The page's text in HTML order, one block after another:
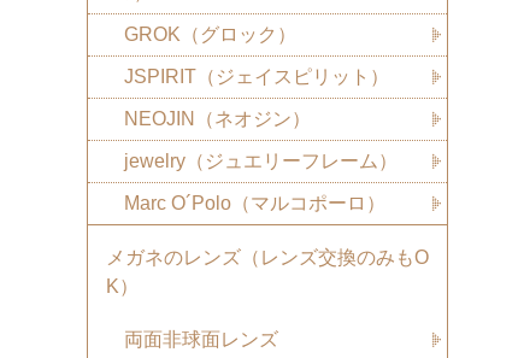
GROK（グロック）
JSPIRIT（ジェイスピリット）
NEOJIN（ネオジン）
jewelry（ジュエリーフレーム）
Marc O´Polo（マルコポーロ）
メガネのレンズ（レンズ交換のみもO
K）
両面非球面レンズ